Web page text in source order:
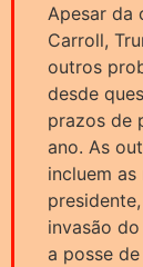
Apesar da
Carroll,
outros
desde
prazos de
ano. As
incluem
invasão
a posse